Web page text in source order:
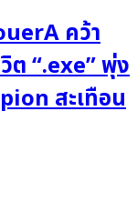
คว้า
ต “.exe” พุ่ง
สะเทือน